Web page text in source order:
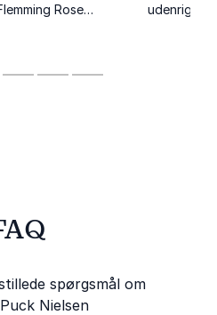
Rose
spørgsmål om
Nielsen